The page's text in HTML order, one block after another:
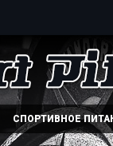
СПОРТИВНОЕ